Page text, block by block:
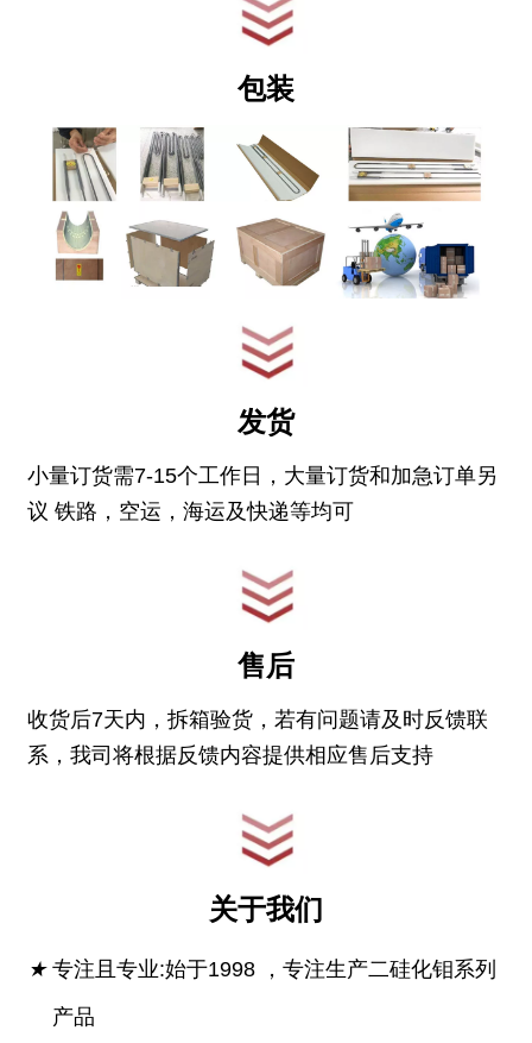
包装
发货
小量订货需7-15个工作日，大量订货和加急订单另
议 铁路，空运，海运及快递等均可
售后
收货后7天内，拆箱验货，若有问题请及时反馈联
系，我司将根据反馈内容提供相应售后支持
关于我们
★ 专注且专业:始于1998 ，专注生产二硅化钼系列
产品